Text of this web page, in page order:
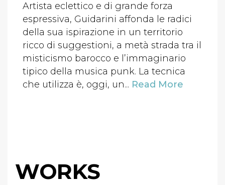
Artista eclettico e di grande forza
espressiva, Guidarini affonda le radici
della sua ispirazione in un territorio
ricco di suggestioni, a metà strada tra il
misticismo barocco e l’immaginario
tipico della musica punk. La tecnica
che utilizza è, oggi, un... Read More
WORKS